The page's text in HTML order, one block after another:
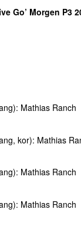
Go’ Morgen P3
Mathias Ranch
kor): Mathias
Mathias Ranch
Mathias Ranch